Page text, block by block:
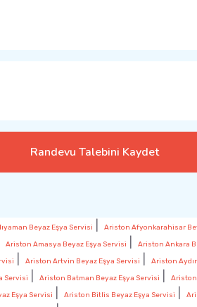
Randevu Talebini Kaydet
Beyaz Eşya Servisi Ariston Afyonkarahisar
Ariston Amasya Beyaz Eşya Servisi Ariston Ankara
Ariston Artvin Beyaz Eşya Servisi Ariston
Servisi Ariston Batman Beyaz Eşya Servisi Ariston
Eşya Servisi Ariston Bitlis Beyaz Eşya Servisi